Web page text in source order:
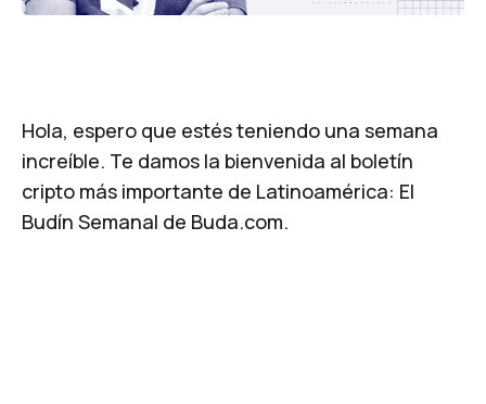
Hola, espero que estés teniendo una semana
increíble. Te damos la bienvenida al boletín
cripto más importante de Latinoamérica: El
Budín Semanal de Buda.com.